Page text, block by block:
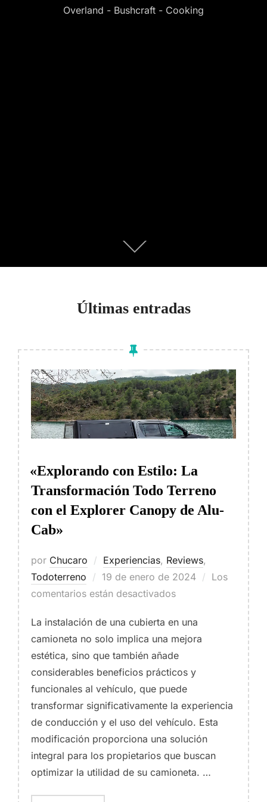
Overland - Bushcraft - Cooking
Scroll
abajo
el
Últimas entradas
«Explorando con Estilo: La
Transformación Todo Terreno
con el Explorer Canopy de Alu-
Cab»
por Chucaro Experiencias, Reviews,
Todoterreno
Publicado
el
19 de enero de 2024
Los
comentarios están desactivados
La instalación de una cubierta en una
camioneta no solo implica una mejora
estética, sino que también añade
considerables beneficios prácticos y
funcionales al vehículo, que puede
transformar significativamente la experiencia
de conducción y el uso del vehículo. Esta
modificación proporciona una solución
integral para los propietarios que buscan
optimizar la utilidad de su camioneta. …